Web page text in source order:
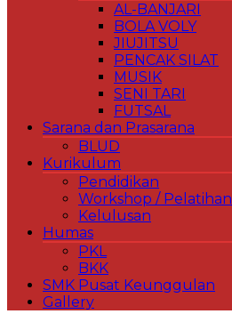
AL-BANJARI
BOLA VOLY
JIUJITSU
PENCAK SILAT
MUSIK
SENI TARI
FUTSAL
Sarana dan Prasarana
BLUD
Kurikulum
Pendidikan
Workshop / Pelatihan
Kelulusan
Humas
PKL
BKK
SMK Pusat Keunggulan
Gallery